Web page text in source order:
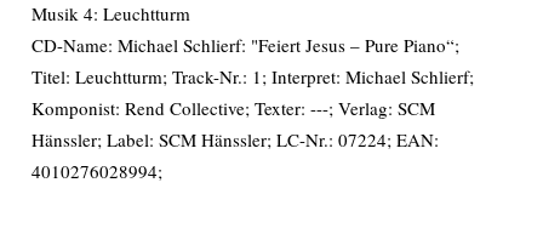
Musik 4: Leuchtturm
CD-Name: Michael Schlierf: "Feiert Jesus – Pure Piano“;
Titel: Leuchtturm; Track-Nr.: 1; Interpret: Michael Schlierf;
Komponist: Rend Collective; Texter: ---; Verlag: SCM
Hänssler; Label: SCM Hänssler; LC-Nr.: 07224; EAN:
4010276028994;